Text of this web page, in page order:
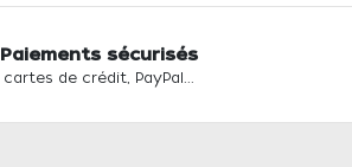
Paiements sécurisés
cartes de crédit, PayPal...